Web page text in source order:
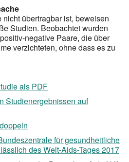
übertragbar ist, beweisen
Studien. Beobachtet wurden
negative Paare, die über
verzichteten, ohne dass es zu
als PDF
Studienergebnissen auf
für gesundheitliche
des Welt-Aids-Tages 2017